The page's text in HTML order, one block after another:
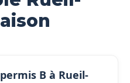
B à Rueil-